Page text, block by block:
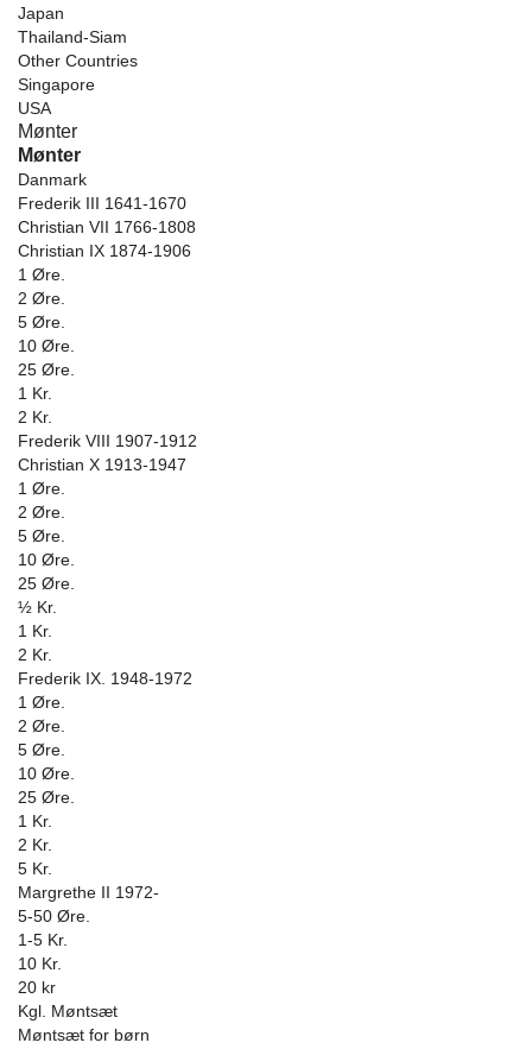
Japan
Thailand-Siam
Other Countries
Singapore
USA
Mønter
Mønter
Danmark
Frederik III 1641-1670
Christian VII 1766-1808
Christian IX 1874-1906
1 Øre.
2 Øre.
5 Øre.
10 Øre.
25 Øre.
1 Kr.
2 Kr.
Frederik VIII 1907-1912
Christian X 1913-1947
1 Øre.
2 Øre.
5 Øre.
10 Øre.
25 Øre.
½ Kr.
1 Kr.
2 Kr.
Frederik IX. 1948-1972
1 Øre.
2 Øre.
5 Øre.
10 Øre.
25 Øre.
1 Kr.
2 Kr.
5 Kr.
Margrethe II 1972-
5-50 Øre.
1-5 Kr.
10 Kr.
20 kr
Kgl. Møntsæt
Møntsæt for børn